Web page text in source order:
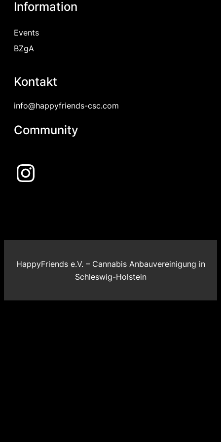
Information
Events
BZgA
Kontakt
info@happyfriends-csc.com
Community
Instagram
HappyFriends e.V. – Cannabis Anbauvereinigung in
Schleswig-Holstein